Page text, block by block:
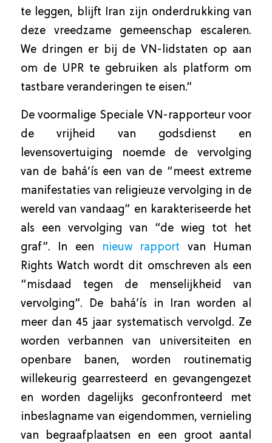
te leggen, blijft Iran zijn onderdrukking van
deze vreedzame gemeenschap escaleren.
We dringen er bij de VN-lidstaten op aan
om de UPR te gebruiken als platform om
tastbare veranderingen te eisen.”
De voormalige Speciale VN-rapporteur voor
de vrijheid van godsdienst en
levensovertuiging noemde de vervolging
van de bahá’ís een van de “meest extreme
manifestaties van religieuze vervolging in de
wereld van vandaag” en karakteriseerde het
als een vervolging van “de wieg tot het
graf”. In een
nieuw rapport van Human
Rights Watch wordt dit omschreven als een
“misdaad tegen de menselijkheid van
vervolging”. De bahá’ís in Iran worden al
meer dan 45 jaar systematisch vervolgd. Ze
worden verbannen van universiteiten en
openbare banen, worden routinematig
willekeurig gearresteerd en gevangengezet
en worden dagelijks geconfronteerd met
inbeslagname van eigendommen, vernieling
van begraafplaatsen en een groot aantal